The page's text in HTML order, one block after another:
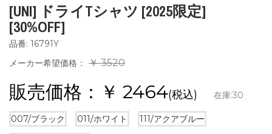
[UNI] ドライTシャツ [2025限定]
[30%OFF]
品番: 16791Y
メーカー希望価格：
￥ 3520
販売価格：￥ 2464(税込) 在庫:30
007/ブラック 011/ホワイト
111/アクアブルー